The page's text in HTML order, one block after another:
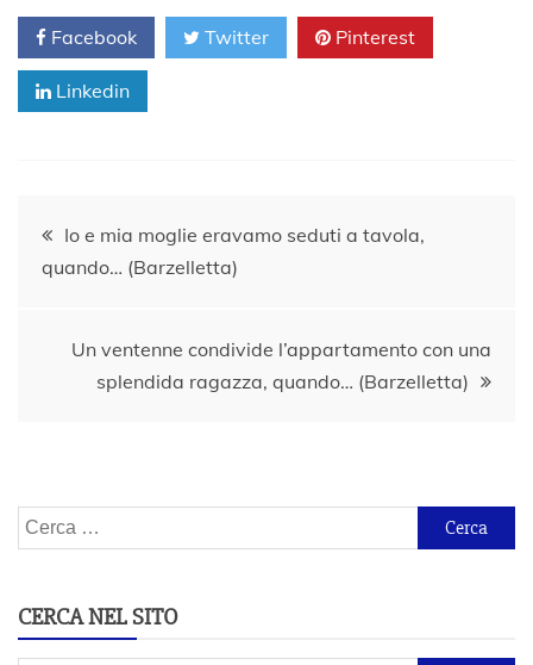
Facebook Twitter Pinterest
Linkedin
Navigazione
articoli
Io e mia moglie eravamo seduti a tavola,
quando… (Barzelletta)
Un ventenne condivide l’appartamento con una
splendida ragazza, quando… (Barzelletta)
Ricerca
per:
CERCA NEL SITO